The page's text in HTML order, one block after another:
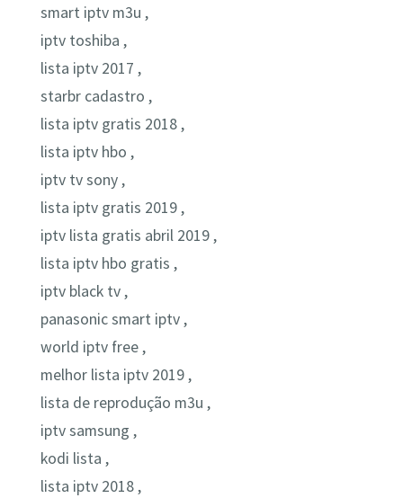
smart iptv m3u ,
iptv toshiba ,
lista iptv 2017 ,
starbr cadastro ,
lista iptv gratis 2018 ,
lista iptv hbo ,
iptv tv sony ,
lista iptv gratis 2019 ,
iptv lista gratis abril 2019 ,
lista iptv hbo gratis ,
iptv black tv ,
panasonic smart iptv ,
world iptv free ,
melhor lista iptv 2019 ,
lista de reprodução m3u ,
iptv samsung ,
kodi lista ,
lista iptv 2018 ,